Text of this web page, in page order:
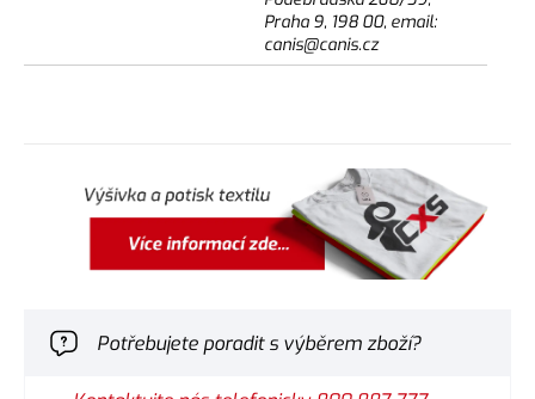
Praha 9, 198 00, email:
canis@canis.cz
Potřebujete poradit s výběrem zboží?